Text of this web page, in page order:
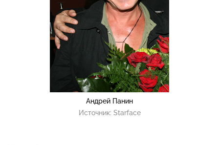
Андрей Панин
Источник: Starface